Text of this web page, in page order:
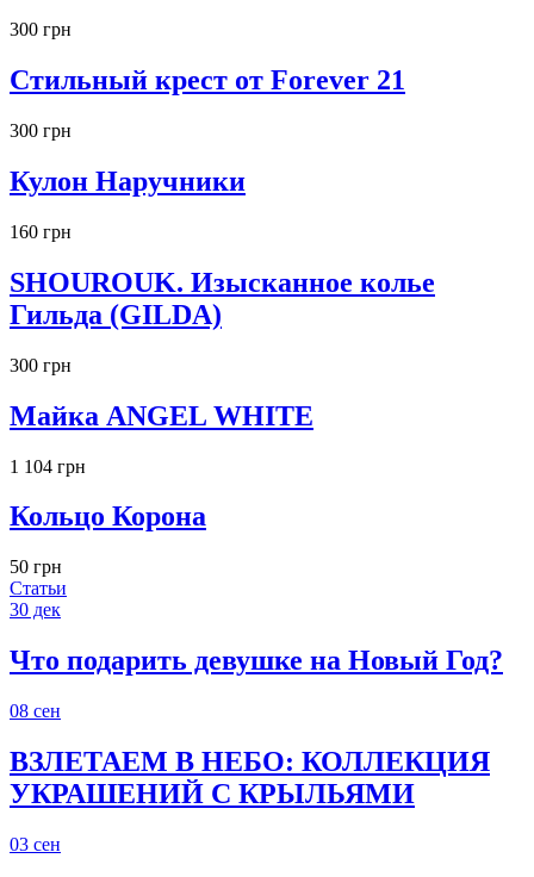
300 грн
Стильный крест от Forever 21
300 грн
Кулон Наручники
160 грн
SHOUROUK. Изысканное колье
Гильда (GILDA)
300 грн
Майка ANGEL WHITE
1 104 грн
Кольцо Корона
50 грн
Статьи
30 дек
Что подарить девушке на Новый Год?
08 сен
ВЗЛЕТАЕМ В НЕБО: КОЛЛЕКЦИЯ
УКРАШЕНИЙ С КРЫЛЬЯМИ
03 сен